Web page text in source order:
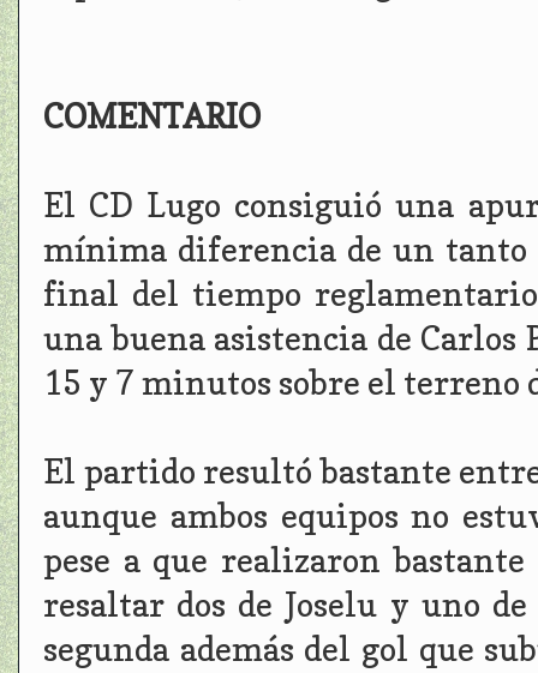
COMENTARIO
El CD Lugo consiguió una
mínima diferencia de un tanto
final del tiempo
una buena asistencia de Carlos
15 y 7 minutos sobre el terreno
El partido resultó bastante
aunque ambos equipos no
pese a que realizaron
resaltar dos de Joselu y uno
segunda además del gol que